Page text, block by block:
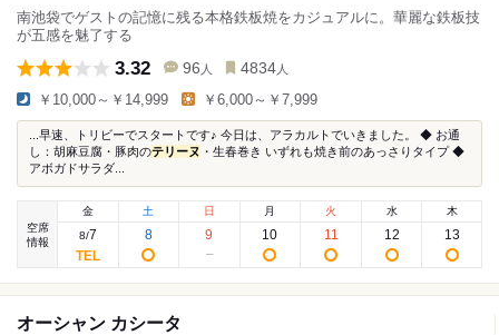
南池袋でゲストの記憶に残る本格鉄板焼をカジュアルに。華麗な鉄板技
が五感を魅了する
3.32 96 人 4834 人
￥10,000～￥14,999 ￥6,000～￥7,999
...早速、トリビーでスタートです♪ 今日は、アラカルトでいきました。 ◆ お通
し：胡麻豆腐・豚肉のテリーヌ ・生春巻き いずれも焼き前のあっさりタイプ ◆
アボガドサラダ...
空席
情報
金
8/7
土
8
日
9
月
10
火
11
水
12
木
13
オーシャン カシータ